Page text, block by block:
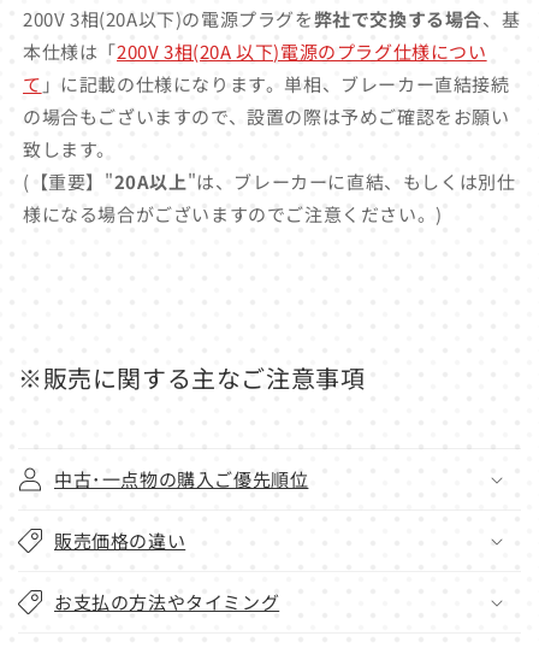
200V 3相(20A以下)の電源プラグを弊社で交換する場合、基
本仕様は「200V 3相(20A 以下)電源のプラグ仕様につい
て 」に記載の仕様になります。単相、ブレーカー直結接続
の場合もございますので、設置の際は予めご確認をお願い
致します。
(【重要】"20A以上"は、ブレーカーに直結、もしくは別仕
様になる場合がございますのでご注意ください。)
※販売に関する主なご注意事項
中古･一点物の購入ご優先順位
販売価格の違い
お支払の方法やタイミング